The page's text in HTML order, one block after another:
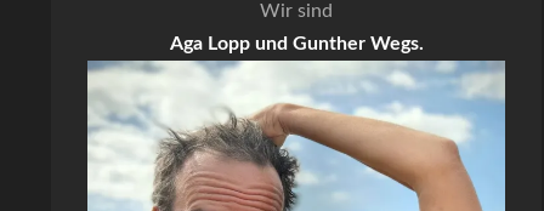
Wir sind
Aga Lopp und Gunther Wegs.